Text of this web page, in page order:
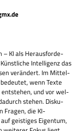
– KI als Her­aus­for­de­
Intel­li­genz das
ver­än­dert. Im Mit­tel­
wenn Texte
ent­ste­hen, und vor wel­
ste­hen. Dis­ku­
Fra­gen, die KI-
gei­sti­ges Eigen­tum,